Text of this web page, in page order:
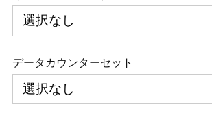
データカウンターセット